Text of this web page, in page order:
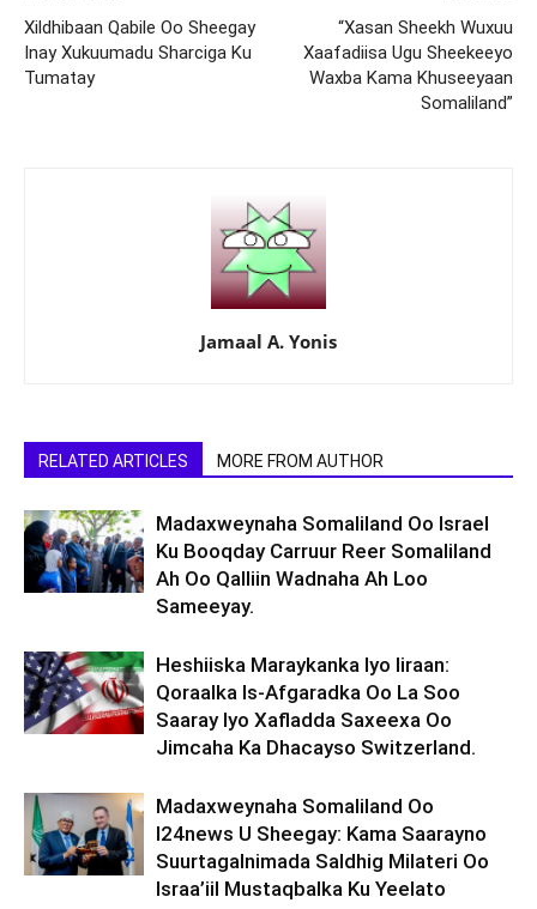
Xildhibaan Qabile Oo Sheegay
Inay Xukuumadu Sharciga Ku
Tumatay
“Xasan Sheekh Wuxuu
Xaafadiisa Ugu Sheekeeyo
Waxba Kama Khuseeyaan
Somaliland”
Jamaal A. Yonis
RELATED ARTICLES MORE FROM AUTHOR
Madaxweynaha Somaliland Oo Israel
Ku Booqday Carruur Reer Somaliland
Ah Oo Qalliin Wadnaha Ah Loo
Sameeyay.
Heshiiska Maraykanka Iyo Iiraan:
Qoraalka Is-Afgaradka Oo La Soo
Saaray Iyo Xafladda Saxeexa Oo
Jimcaha Ka Dhacayso Switzerland.
Madaxweynaha Somaliland Oo
I24news U Sheegay: Kama Saarayno
Suurtagalnimada Saldhig Milateri Oo
Israa’iil Mustaqbalka Ku Yeelato